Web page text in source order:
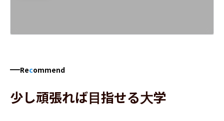
Recommend
少し頑張れば目指せる大学